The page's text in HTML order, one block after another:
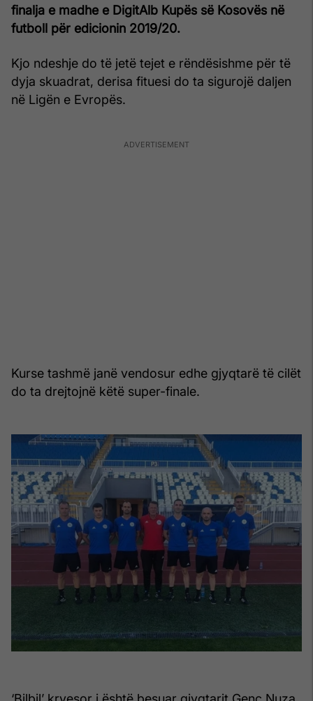
finalja e madhe e DigitAlb Kupës së Kosovës në
futboll për edicionin 2019/20.
Kjo ndeshje do të jetë tejet e rëndësishme për të
dyja skuadrat, derisa fituesi do ta sigurojë daljen
në Ligën e Evropës.
Kurse tashmë janë vendosur edhe gjyqtarë të cilët
do ta drejtojnë këtë super-finale.